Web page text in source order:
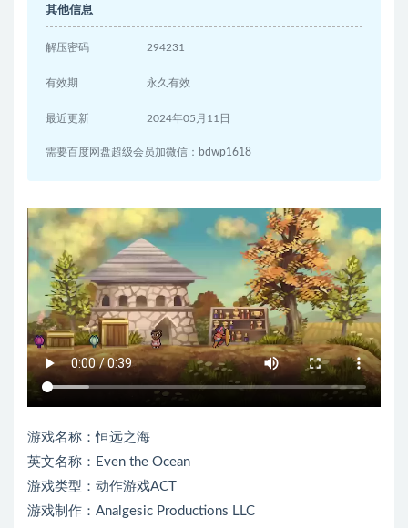
其他信息
解压密码 294231
有效期 永久有效
最近更新 2024年05月11日
需要百度网盘超级会员加微信：bdwp1618
游戏名称：恒远之海
英文名称：Even the Ocean
游戏类型：动作游戏ACT
游戏制作：Analgesic Productions LLC